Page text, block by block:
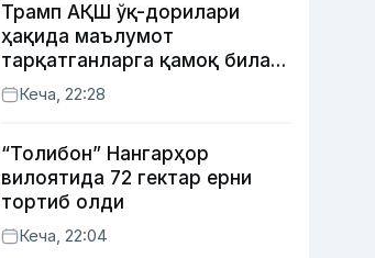
Трамп АҚШ ўқ-дорилари
ҳақида маълумот
тарқатганларга қамоқ билан
таҳдид қилди
Кеча, 22:28
“Толибон” Нангарҳор
вилоятида 72 гектар ерни
тортиб олди
Кеча, 22:04